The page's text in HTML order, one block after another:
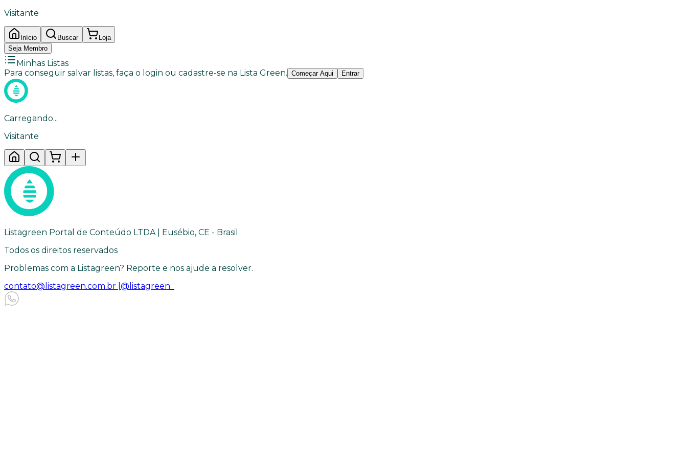
Visitante
Início Buscar
Loja
Seja Membro
Minhas Listas
Para conseguir salvar listas, faça o login ou cadastre-se na Lista Green. Começar Aqui Entrar
Carregando...
Visitante
Listagreen Portal de Conteúdo LTDA | Eusébio, CE - Brasil
Todos os direitos reservados
Problemas com a Listagreen? Reporte e nos ajude a resolver.
contato@listagreen.com.br | @listagreen_